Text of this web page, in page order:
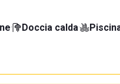
· Doccia calda·